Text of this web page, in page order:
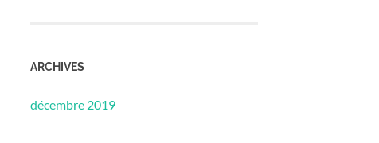
ARCHIVES
décembre 2019